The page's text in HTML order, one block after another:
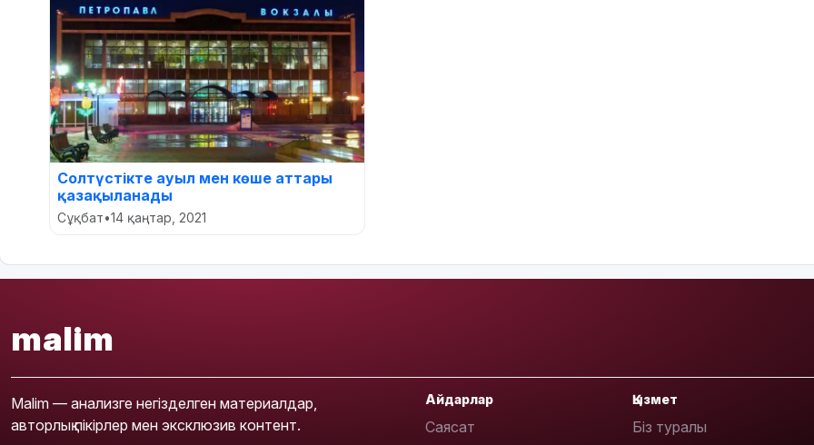
Солтүстікте ауыл мен көше аттары
қазақыланады
Сұқбат•14 қаңтар, 2021
malim
Malim — анализге негізделген материалдар,
авторлық пікірлер мен эксклюзив контент.
Айдарлар
Саясат
Қызмет
Біз туралы